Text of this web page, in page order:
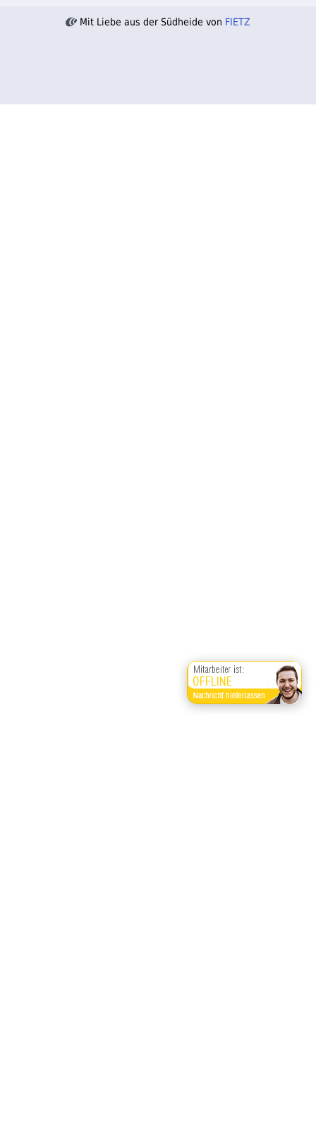
Mit Liebe aus der Südheide von FIETZ